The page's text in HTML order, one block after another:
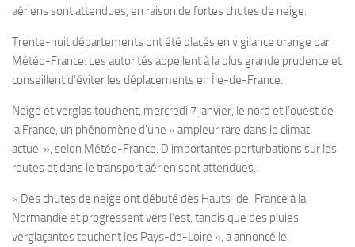
aériens sont attendues, en raison de fortes chutes de neige.
Trente-huit départements ont été placés en vigilance orange par
Météo-France. Les autorités appellent à la plus grande prudence et
conseillent d’éviter les déplacements en Île-de-France.
Neige et verglas touchent, mercredi 7 janvier, le nord et l’ouest de
la France, un phénomène d’une « ampleur rare dans le climat
actuel », selon Météo-France. D’importantes perturbations sur les
routes et dans le transport aérien sont attendues.
« Des chutes de neige ont débuté des Hauts-de-France à la
Normandie et progressent vers l’est, tandis que des pluies
verglaçantes touchent les Pays-de-Loire », a annoncé le